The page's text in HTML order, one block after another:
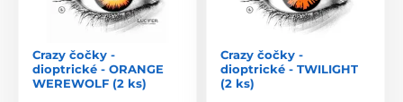
Crazy čočky -
dioptrické - ORANGE
WEREWOLF (2 ks)
Crazy čočky -
dioptrické - TWILIGHT
(2 ks)